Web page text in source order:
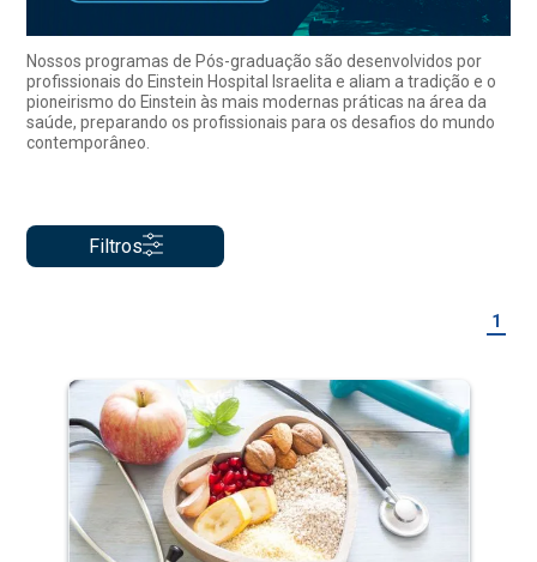
Nossos programas de Pós-graduação são desenvolvidos por
profissionais do Einstein Hospital Israelita e aliam a tradição e o
pioneirismo do Einstein às mais modernas práticas na área da
saúde, preparando os profissionais para os desafios do mundo
contemporâneo.
Filtros
1